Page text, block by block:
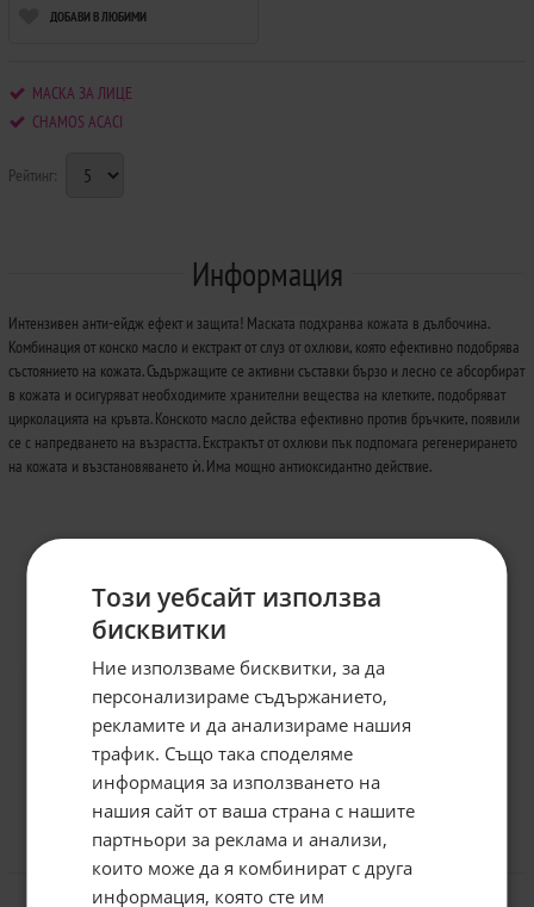
ДОБАВИ В ЛЮБИМИ
МАСКА ЗА ЛИЦЕ
CHAMOS ACACI
Рейтинг:
Информация
Интензивен анти-ейдж ефект и защита! Маската подхранва кожата в дълбочина.
Комбинация от конско масло и екстракт от слуз от охлюви, която ефективно подобрява
състоянието на кожата. Съдържащите се активни съставки бързо и лесно се абсорбират
в кожата и осигуряват необходимите хранителни вещества на клетките, подобряват
цирколацията на кръвта. Конското масло действа ефективно против бръчките, появили
се с напредването на възрастта. Екстрактът от охлюви пък подпомага регенерирането
на кожата и възстановяването ѝ. Има мощно антиоксидантно действие.
Отзиви към продукт
Този уебсайт използва
бисквитки
Ние използваме бисквитки, за да
персонализираме съдържанието,
рекламите и да анализираме нашия
трафик. Също така споделяме
информация за използването на
нашия сайт от ваша страна с нашите
партньори за реклама и анализи,
които може да я комбинират с друга
информация, която сте им
Абонирайте се за бюлетина и
грабнете-5%отстъпка!